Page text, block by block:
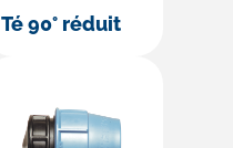
Té 90° réduit